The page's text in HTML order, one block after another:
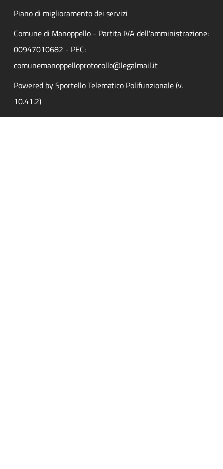
Piano di miglioramento dei servizi
Comune di Manoppello - Partita IVA dell'amministrazione:
00947010682 - PEC:
comunemanoppelloprotocollo@legalmail.it
Powered by Sportello Telematico Polifunzionale (v.
10.41.2)